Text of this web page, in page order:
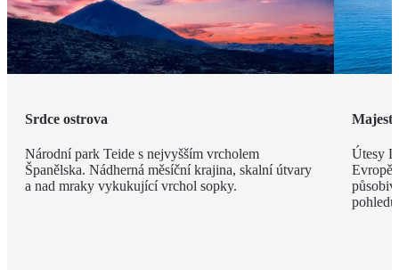
Srdce ostrova
Národní park Teide s nejvyšším vrcholem
Španělska. Nádherná měsíční krajina, skalní útvary
a nad mraky vykukující vrchol sopky.
Útesy
Evropě,